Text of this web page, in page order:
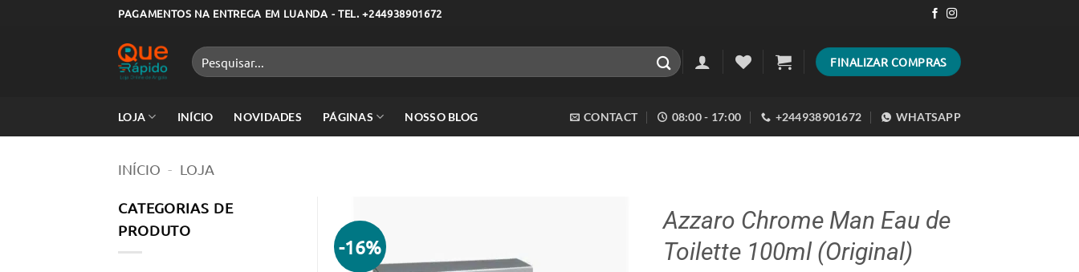
PAGAMENTOS NA ENTREGA EM LUANDA - TEL. +244938901672
Pesquisar
por:
FINALIZAR COMPRAS
LOJA INÍCIO NOVIDADES PÁGINAS NOSSO BLOG CONTACT 08:00 - 17:00 +244938901672 WHATSAPP
INÍCIO - LOJA
CATEGORIAS DE
PRODUTO
-16%
Azzaro Chrome Man Eau de
Toilette 100ml (Original)